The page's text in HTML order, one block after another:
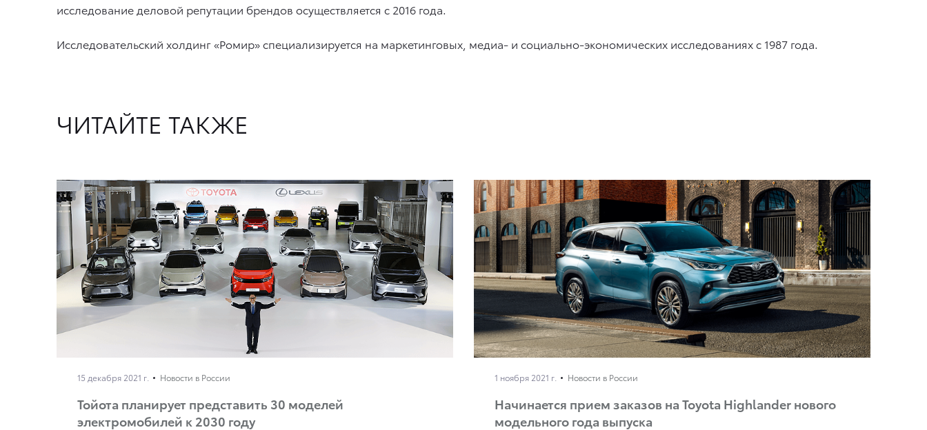
исследование деловой репутации брендов осуществляется с 2016 года.
Исследовательский холдинг «Ромир» специализируется на маркетинговых, медиа- и социально-экономических исследованиях с 1987 года.
ЧИТАЙТЕ ТАКЖЕ
15 декабря 2021 г. Новости в России
Тойота планирует представить 30 моделей
электромобилей к 2030 году
1 ноября 2021 г. Новости в России
Начинается прием заказов на Toyota Highlander нового
модельного года выпуска